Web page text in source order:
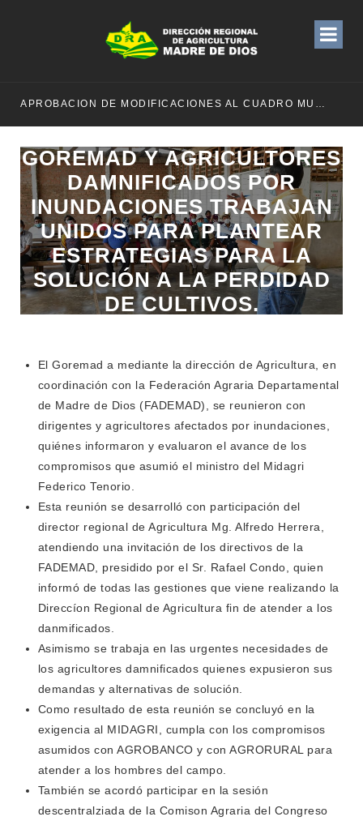
APROBACION DE MODIFICACIONES AL CUADRO MULTIANUAL DE NECESIDADESDE DE LA DIRECCION REGIONAL DE DESARROLLO AGROPECUARIO Y RIEGO MES DE MAYO
GOREMAD Y AGRICULTORES
DAMNIFICADOS POR
INUNDACIONES TRABAJAN
UNIDOS PARA PLANTEAR
ESTRATEGIAS PARA LA
SOLUCIÓN A LA PERDIDAD
DE CULTIVOS.
El Goremad a mediante la dirección de Agricultura, en
coordinación con la Federación Agraria Departamental
de Madre de Dios (FADEMAD), se reunieron con
dirigentes y agricultores afectados por inundaciones,
quiénes informaron y evaluaron el avance de los
compromisos que asumió el ministro del Midagri
Federico Tenorio.
Esta reunión se desarrolló con participación del
director regional de Agricultura Mg. Alfredo Herrera,
atendiendo una invitación de los directivos de la
FADEMAD, presidido por el Sr. Rafael Condo, quien
informó de todas las gestiones que viene realizando la
Direccíon Regional de Agricultura fin de atender a los
danmificados.
Asimismo se trabaja en las urgentes necesidades de
los agricultores damnificados quienes expusieron sus
demandas y alternativas de solución.
Como resultado de esta reunión se concluyó en la
exigencia al MIDAGRI, cumpla con los compromisos
asumidos con AGROBANCO y con AGRORURAL para
atender a los hombres del campo.
También se acordó participar en la sesión
descentralziada de la Comison Agraria del Congreso